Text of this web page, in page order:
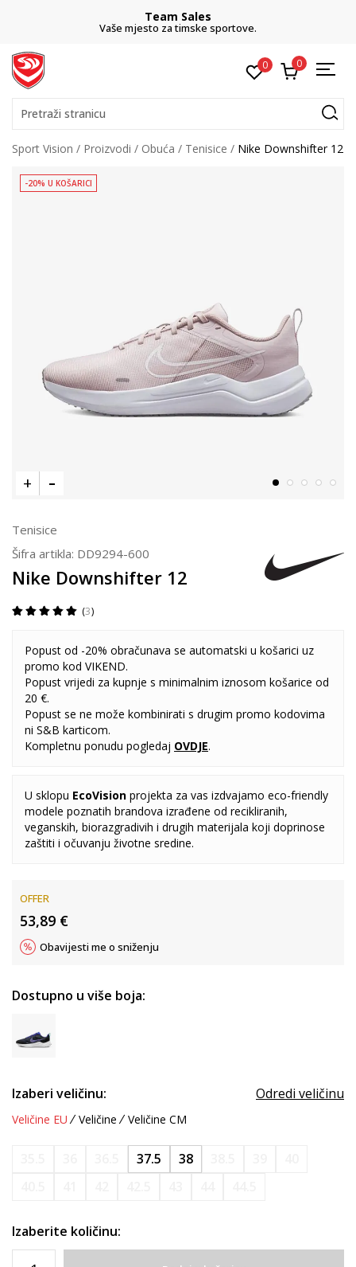
Team Sales
Vaše mjesto za timske sportove.
0 0
Pretraži stranicu
Sport Vision Proizvodi Obuća Tenisice Nike Downshifter 12
-20% U KOŠARICI
Tenisice
Šifra artikla: DD9294-600
Nike Downshifter 12
3
Popust od -20% obračunava se automatski u košarici uz
promo kod VIKEND.
Popust vrijedi za kupnje s minimalnim iznosom košarice od
20 €.
Popust se ne može kombinirati s drugim promo kodovima
ni S&B karticom.
Kompletnu ponudu pogledaj OVDJE.
U sklopu EcoVision projekta za vas izdvajamo eco-friendly
modele poznatih brandova izrađene od recikliranih,
veganskih, biorazgradivih i drugih materijala koji doprinose
zaštiti i očuvanju životne sredine.
OFFER
53,89 €
Obavijesti me o sniženju
Dostupno u više boja:
Izaberi veličinu: Odredi veličinu
Veličine EU Veličine Veličine CM
37.5 38
Izaberite količinu: